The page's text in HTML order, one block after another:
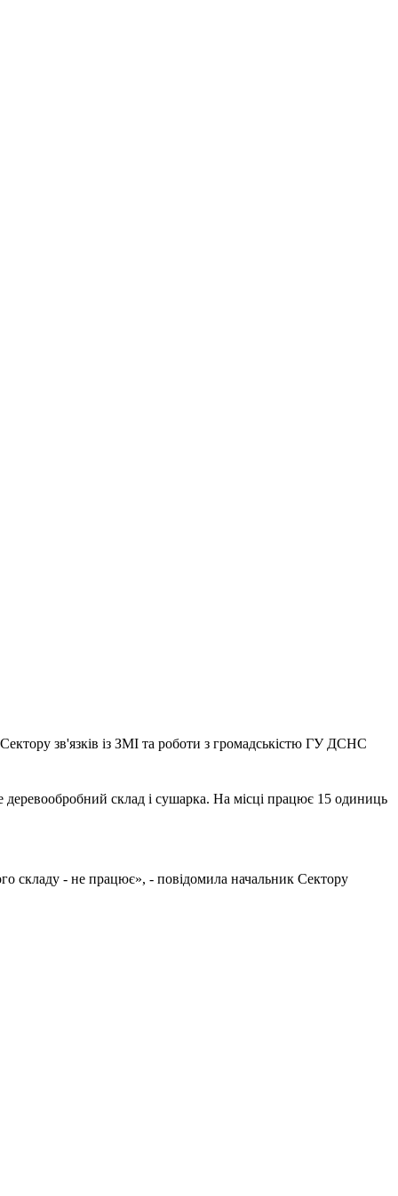
зв'язків із ЗМІ та роботи з громадськістю ГУ ДСНС
склад і сушарка. На місці працює 15 одиниць
складу - не працює», - повідомила начальник Сектору